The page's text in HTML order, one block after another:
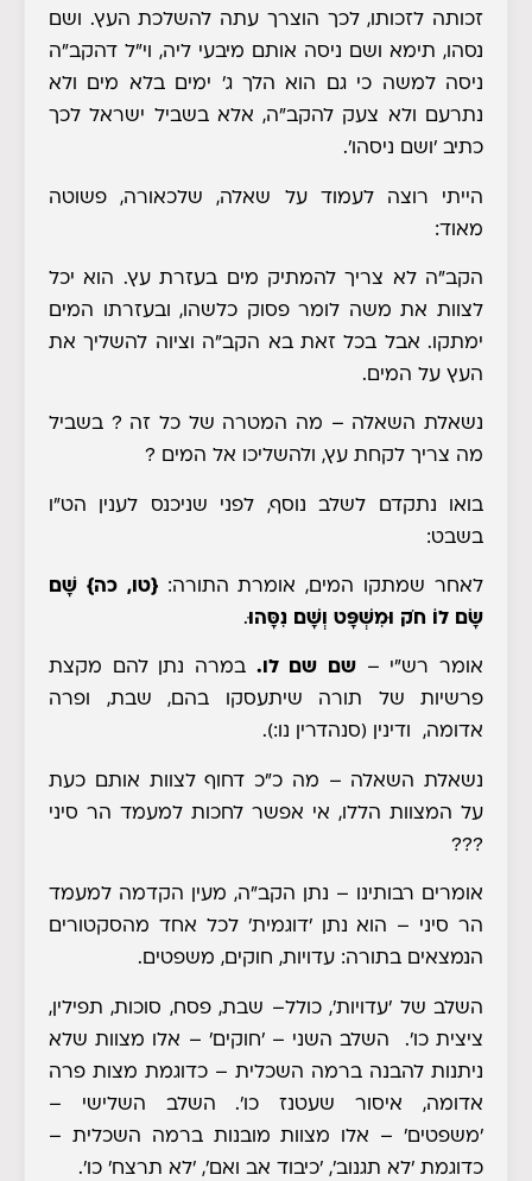
זכותה לזכותו, לכך הוצרך עתה להשלכת העץ. ושם
נסהו, תימא ושם ניסה אותם מיבעי ליה, וי"ל דהקב"ה
ניסה למשה כי גם הוא הלך ג' ימים בלא מים ולא
נתרעם ולא צעק להקב"ה, אלא בשביל ישראל לכך
כתיב 'ושם ניסהו'.
הייתי רוצה לעמוד על שאלה, שלכאורה, פשוטה
מאוד:
הקב"ה לא צריך להמתיק מים בעזרת עץ. הוא יכל
לצוות את משה לומר פסוק כלשהו, ובעזרתו המים
ימתקו. אבל בכל זאת בא הקב"ה וציוה להשליך את
העץ על המים.
נשאלת השאלה – מה המטרה של כל זה ? בשביל
מה צריך לקחת עץ, ולהשליכו אל המים ?
בואו נתקדם לשלב נוסף, לפני שניכנס לענין הט"ו
בשבט:
לאחר שמתקו המים, אומרת התורה:{טו, כה} שָׁם
שָׂם לוֹ חֹק וּמִשְׁפָּט וְשָׁם נִסָּהוּ.
אומר רש"י – שם שם לו. במרה נתן להם מקצת
פרשיות של תורה שיתעסקו בהם, שבת, ופרה
אדומה, ודינין (סנהדרין נו:).
נשאלת השאלה – מה כ"כ דחוף לצוות אותם כעת
על המצוות הללו, אי אפשר לחכות למעמד הר סיני
???
אומרים רבותינו – נתן הקב"ה, מעין הקדמה למעמד
הר סיני – הוא נתן 'דוגמית' לכל אחד מהסקטורים
הנמצאים בתורה: עדויות, חוקים, משפטים.
השלב של 'עדויות', כולל– שבת, פסח, סוכות, תפילין,
ציצית כו'. השלב השני – 'חוקים' – אלו מצוות שלא
ניתנות להבנה ברמה השכלית – כדוגמת מצות פרה
אדומה, איסור שעטנז כו'. השלב השלישי –
'משפטים' – אלו מצוות מובנות ברמה השכלית –
כדוגמת 'לא תגנוב', 'כיבוד אב ואם', 'לא תרצח' כו'.